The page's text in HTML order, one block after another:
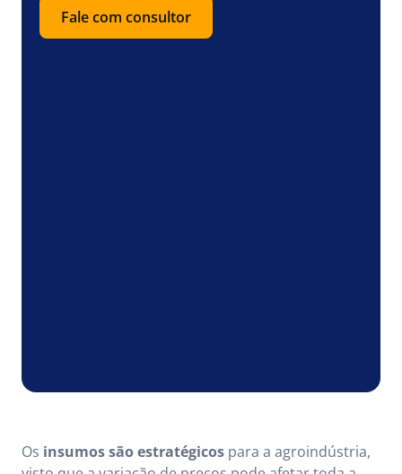
Os insumos são estratégicos para a agroindústria,
Fale com consultor